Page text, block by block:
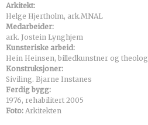
Arkitekt:
Helge Hjertholm, ark.MNAL
Medarbeider:
ark. Jostein Lynghjem
Kunsteriske arbeid:
Hein Heinsen, billedkunstner og theolog
Konstruksjoner:
Siviling. Bjarne Instanes
Ferdig bygg:
1976, rehabilitert 2005
Foto: Arkitekten